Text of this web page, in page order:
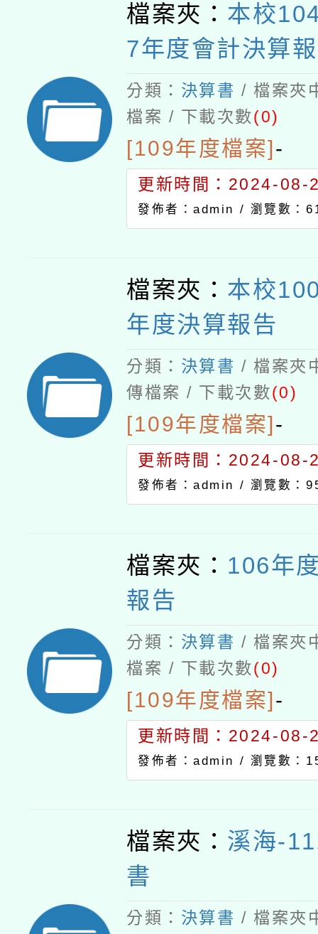
檔案夾： 本校
7年度會計決算
分類： 決算書 / 檔案夾
檔案 / 下載次數(0)
[109年度檔案] -
更新時間：2024-08-
發佈者：admin / 瀏覽數：
檔案夾： 本校
年度決算報告
分類： 決算書 / 檔案夾
傳檔案 / 下載次數(0)
[109年度檔案] -
更新時間：2024-08-
發佈者：admin / 瀏覽數：
檔案夾： 106年
報告
分類： 決算書 / 檔案夾
檔案 / 下載次數(0)
[109年度檔案] -
更新時間：2024-08-
發佈者：admin / 瀏覽數：
檔案夾： 溪海-
書
分類： 決算書 / 檔案夾